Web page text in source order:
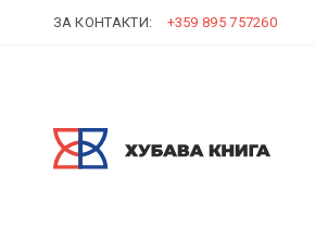
ЗА КОНТАКТИ: +359 895 757260